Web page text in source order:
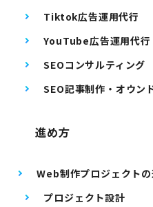
Tiktok広告運用代行
YouTube広告運用代行
SEOコンサルティング
SEO記事制作・オウン
進め方
Web制作プロジェクト
プロジェクト設計